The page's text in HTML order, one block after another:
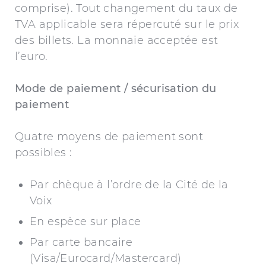
comprise). Tout changement du taux de
TVA applicable sera répercuté sur le prix
des billets. La monnaie acceptée est
l’euro.
Mode de paiement / sécurisation du
paiement
Quatre moyens de paiement sont
possibles :
Par chèque à l’ordre de la Cité de la
Voix
En espèce sur place
Par carte bancaire
(Visa/Eurocard/Mastercard)